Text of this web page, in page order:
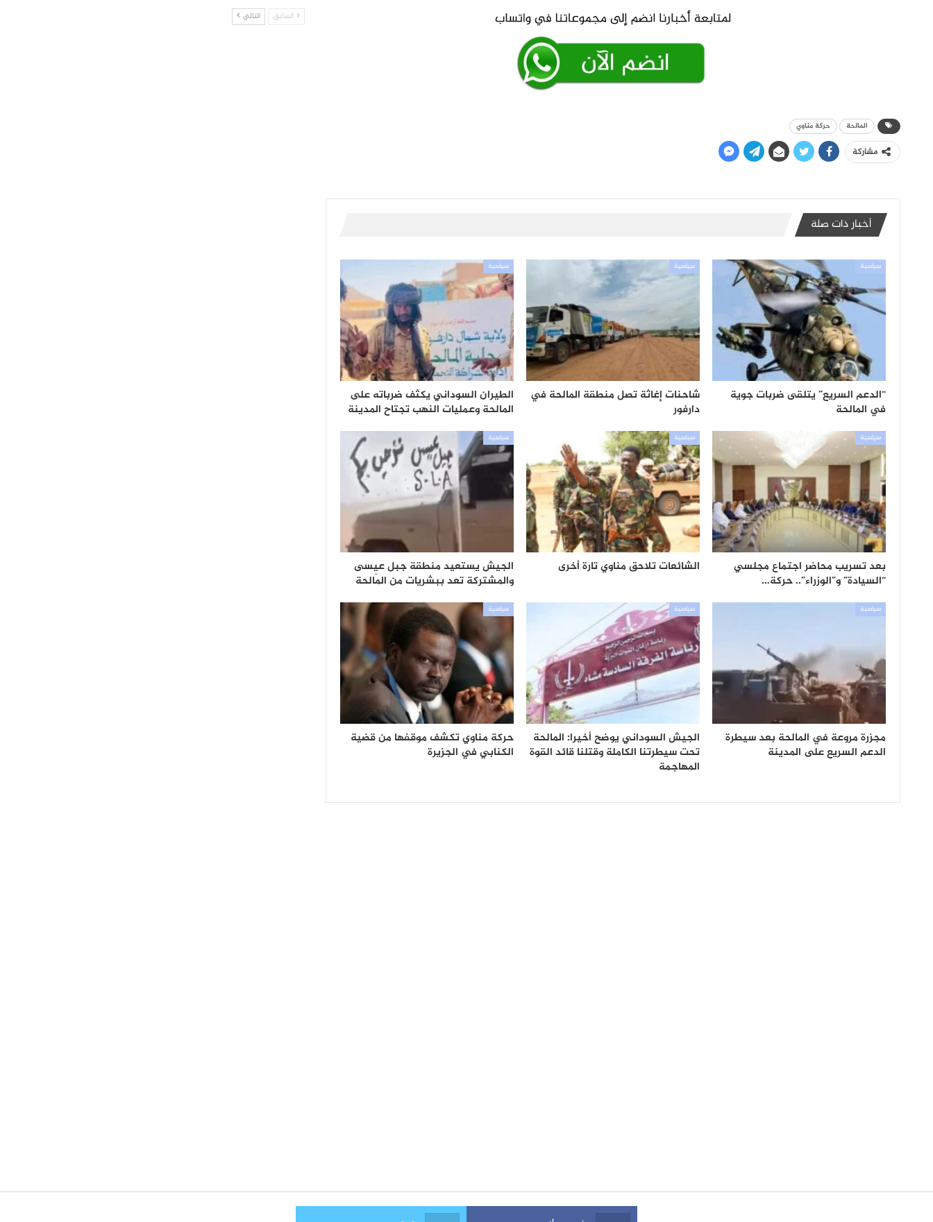
المالحة حركة مناوي
مشاركة
أخبار ذات صلة
سياسية
“الدعم السريع” يتلقى ضربات جوية
في المالحة
سياسية
شاحنات إغاثة تصل منطقة المالحة في
دارفور
سياسية
الطيران السوداني يكثف ضرباته على
المالحة وعمليات النهب تجتاح المدينة
سياسية
بعد تسريب محاضر اجتماع مجلسي
“السيادة” و”الوزراء”.. حركة…
سياسية
الشائعات تلاحق مناوي تارة أخرى
سياسية
الجيش يستعيد منطقة جبل عيسى
والمشتركة تعد ببشريات من الَمالحة
سياسية
مجزرة مروعة في المالحة بعد سيطرة
الدعم السريع على المدينة
سياسية
الجيش السوداني يوضح أخيرا: المالحة
تحت سيطرتنا الكاملة وقتلنا قائد القوة
المهاجمة
سياسية
حركة مناوي تكشف موقفها من قضية
الكنابي في الجزيرة
السابق التالي